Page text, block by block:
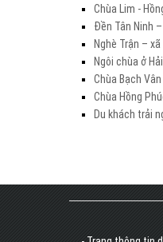
Chùa Lim -
Đền Tân Ninh
Nghè Trận –
Ngôi chùa ở
Chùa Bạch
Chùa Hồng
Du khách trải